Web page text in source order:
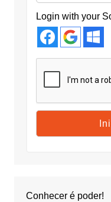
Login with your
Conhecer é poder!